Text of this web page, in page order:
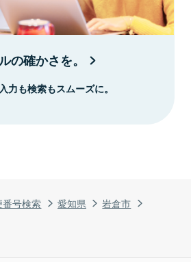
番号検索 愛知県
岩倉市
の確かさを。
力も検索もスムーズに。